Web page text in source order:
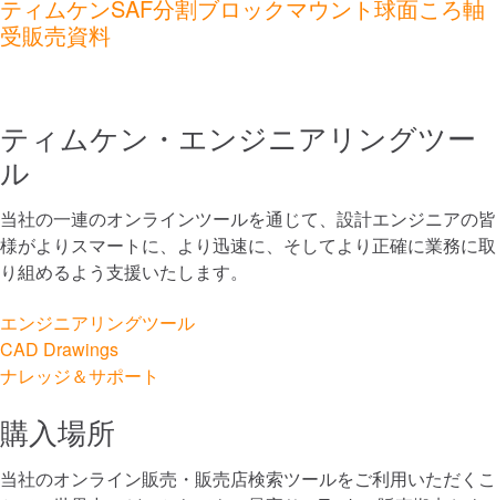
潤滑システム
サービスおよび修理
マリン
自動化、ロボット工学、産業機械
ティムケンSAF分割ブロックマウント球面ころ軸
受販売資料
ティムケン・エンジニアリングツー
ル
当社の一連のオンラインツールを通じて、設計エンジニアの皆
様がよりスマートに、より迅速に、そしてより正確に業務に取
り組めるよう支援いたします。
エンジニアリングツール
CAD Drawings
ナレッジ＆サポート
購入場所
当社のオンライン販売・販売店検索ツールをご利用いただくこ